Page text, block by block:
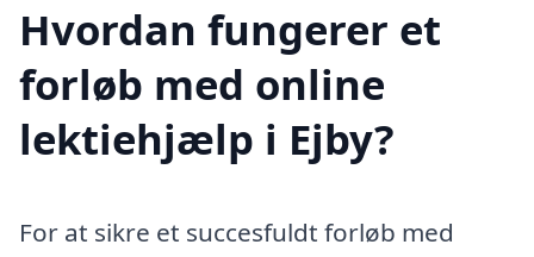
Hvordan fungerer et
forløb med online
lektiehjælp i Ejby?
For at sikre et succesfuldt forløb med